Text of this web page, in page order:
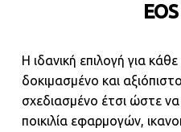
Η ιδανική επιλογή για
δοκιμασμένο και
σχεδιασμένο έτσι ώστε
ποικιλία εφαρμογών,